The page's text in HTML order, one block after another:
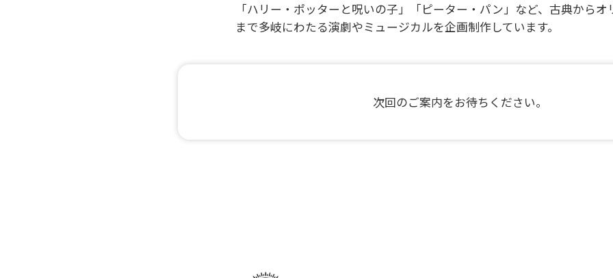
「ハリー・ポッターと呪いの子」「ピーター・パン」など、古典からオ
まで多岐にわたる演劇やミュージカルを企画制作しています。
次回のご案内をお待ちください。